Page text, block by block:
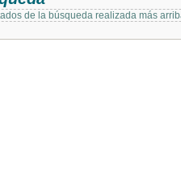
de la búsqueda realizada más